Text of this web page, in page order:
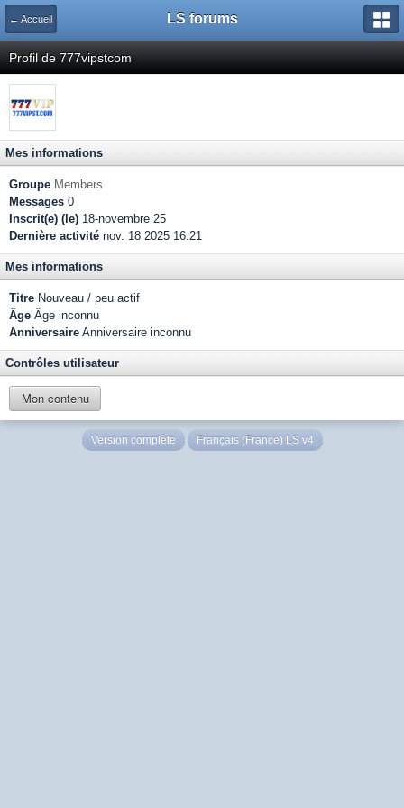
← Accueil LS forums
Profil de 777vipstcom
Mes informations
Groupe Members
Messages 0
Inscrit(e) (le) 18-novembre 25
Dernière activité nov. 18 2025 16:21
Mes informations
Titre Nouveau / peu actif
Âge Âge inconnu
Anniversaire Anniversaire inconnu
Contrôles utilisateur
Mon contenu
Version complète Français (France) LS v4